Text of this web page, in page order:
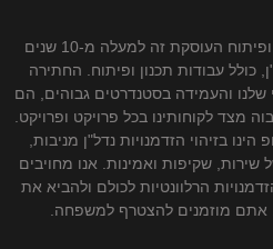
אגי גרופ הינה חברה להשקעות ופיתוח העוסקת זה למעלה מ-10 שנים
כולל עבודות תכנון ופיתוח. החתירה
שלנו והעמידה בסטנדרטים גבוהים, הם
מצד לקוחותינו בכל פרויקט ופרויקט.
בזיהוי הזדמנויות נדל"ן מניבות,
שקיפות ואמינות. אנו מחויבים
הרלוונטיות לכולם ולהביא את
אתם מוזמנים להצטרף למשפחה.